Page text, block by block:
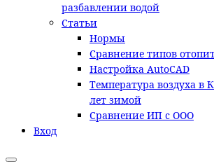
разбавлении водой
Статьи
Нормы
Сравнение типов
Настройка AutoCAD
Температура воздуха в
лет зимой
Сравнение ИП с ООО
Вход